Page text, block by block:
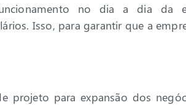
no dia a dia da
Isso, para garantir que a
projeto para expansão dos